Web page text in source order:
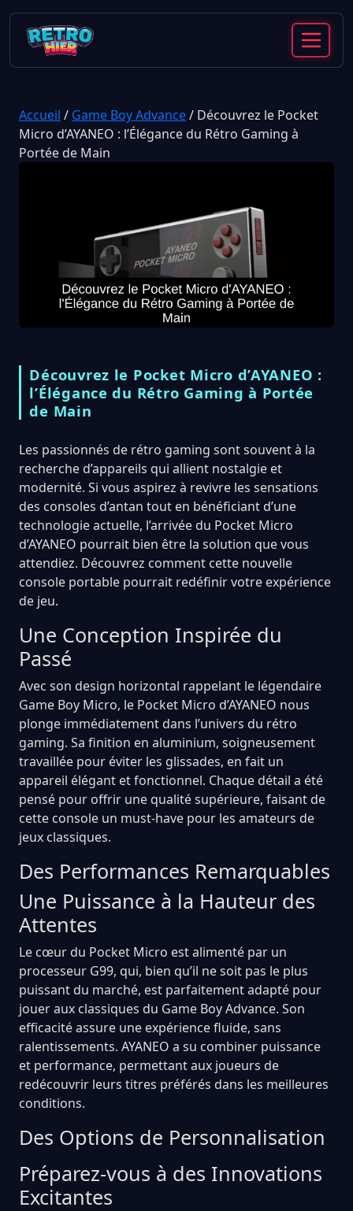
Accueil / Game Boy Advance/ Découvrez le Pocket
Micro d’AYANEO : l’Élégance du Rétro Gaming à
Portée de Main
Découvrez le Pocket Micro d’AYANEO :
l’Élégance du Rétro Gaming à Portée
de Main
Les passionnés de rétro gaming sont souvent à la
recherche d’appareils qui allient nostalgie et
modernité. Si vous aspirez à revivre les sensations
des consoles d’antan tout en bénéficiant d’une
technologie actuelle, l’arrivée du Pocket Micro
d’AYANEO pourrait bien être la solution que vous
attendiez. Découvrez comment cette nouvelle
console portable pourrait redéfinir votre expérience
de jeu.
Une Conception Inspirée du
Passé
Avec son design horizontal rappelant le légendaire
Game Boy Micro, le Pocket Micro d’AYANEO nous
plonge immédiatement dans l’univers du rétro
gaming. Sa finition en aluminium, soigneusement
travaillée pour éviter les glissades, en fait un
appareil élégant et fonctionnel. Chaque détail a été
pensé pour offrir une qualité supérieure, faisant de
cette console un must-have pour les amateurs de
jeux classiques.
Des Performances Remarquables
Une Puissance à la Hauteur des
Attentes
Le cœur du Pocket Micro est alimenté par un
processeur G99, qui, bien qu’il ne soit pas le plus
puissant du marché, est parfaitement adapté pour
jouer aux classiques du Game Boy Advance. Son
efficacité assure une expérience fluide, sans
ralentissements. AYANEO a su combiner puissance
et performance, permettant aux joueurs de
redécouvrir leurs titres préférés dans les meilleures
conditions.
Des Options de Personnalisation
Préparez-vous à des Innovations
Excitantes